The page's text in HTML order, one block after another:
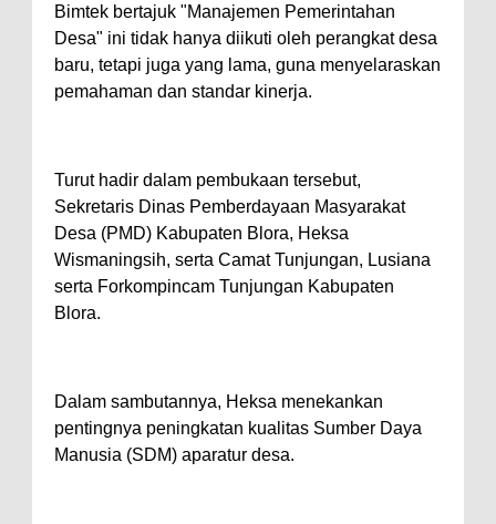
Bimtek bertajuk "Manajemen Pemerintahan
Desa" ini tidak hanya diikuti oleh perangkat desa
baru, tetapi juga yang lama, guna menyelaraskan
pemahaman dan standar kinerja.
Turut hadir dalam pembukaan tersebut,
Sekretaris Dinas Pemberdayaan Masyarakat
Desa (PMD) Kabupaten Blora, Heksa
Wismaningsih, serta Camat Tunjungan, Lusiana
serta Forkompincam Tunjungan Kabupaten
Blora.
Dalam sambutannya, Heksa menekankan
pentingnya peningkatan kualitas Sumber Daya
Manusia (SDM) aparatur desa.